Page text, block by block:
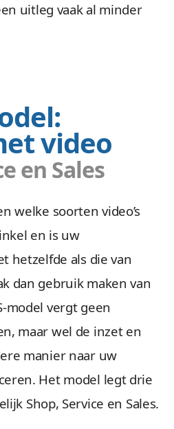
uitleg vaak al minder
video
en Sales
welke soorten video’s
en is uw
hetzelfde als die van
dan gebruik maken van
model vergt geen
maar wel de inzet en
manier naar uw
Het model legt drie
Shop, Service en Sales.